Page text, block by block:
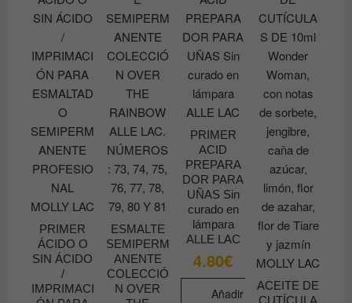
variantes.
Las
opciones
se
pueden
elegir
en
la
página
de
producto
PRIMER
ÁCIDO O
SIN ÁCIDO
/
IMPRIMACI
ESMALTE
SEMIPERM
ANENTE
COLECCIÓ
N OVER
PRIMER
ACID
PREPARA
DOR PARA
UÑAS Sin
curado en
lámpara
ALLE LAC
4.80€
Añadir
ACEITE DE